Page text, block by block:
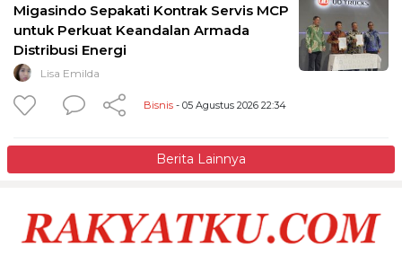
Migasindo Sepakati Kontrak Servis MCP
untuk Perkuat Keandalan Armada
Distribusi Energi
Lisa Emilda
Bisnis - 05 Agustus 2026 22:34
Berita Lainnya